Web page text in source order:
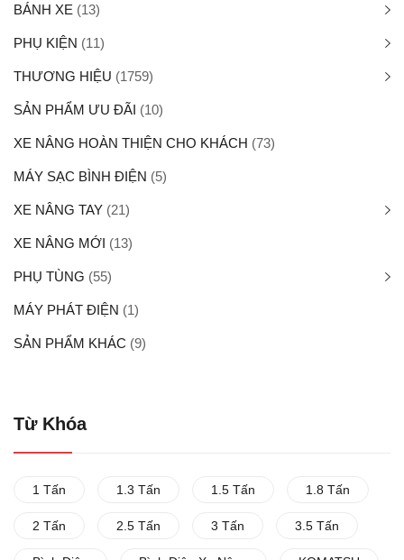
BÁNH XE (13)
PHỤ KIỆN (11)
THƯƠNG HIỆU (1759)
SẢN PHẨM ƯU ĐÃI (10)
XE NÂNG HOÀN THIỆN CHO KHÁCH (73)
MÁY SẠC BÌNH ĐIỆN (5)
XE NÂNG TAY (21)
XE NÂNG MỚI (13)
PHỤ TÙNG (55)
MÁY PHÁT ĐIỆN (1)
SẢN PHẨM KHÁC (9)
Từ Khóa
1 Tấn 1.3 Tấn 1.5 Tấn 1.8 Tấn
2 Tấn 2.5 Tấn 3 Tấn 3.5 Tấn